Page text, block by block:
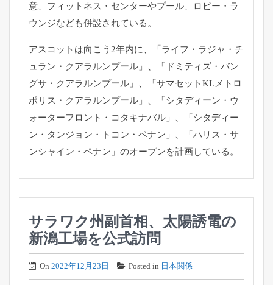
意、フィットネス・ センターやプール、ロビー・ラ
ウンジなども併設されている。
アスコットは向こう2年内に、「ライフ・ラジャ・チ
ュラン・ クアラルンプール」、「ドミティズ・バン
グサ・ クアラルンプール」、「サマセットKLメトロ
ポリス・ クアラルンプール」、「シタディーン・ウ
ォーターフロント・ コタキナバル」、「シタディー
ン・タンジョン・トコン・ペナン」
、「ハリス・サ
ンシャイン・ペナン」のオープンを計画している。
サラワク州副首相、太陽誘電の
新潟工場を公式訪問
On 2022年12月23日 Posted in 日本関係